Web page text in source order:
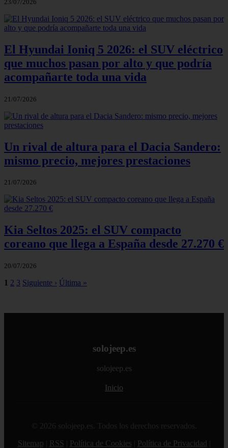
23/07/2026
El Hyundai Ioniq 5 2026: el SUV eléctrico
que muchos pasan por alto y que podría
acompañarte toda una vida
21/07/2026
Un rival de altura para el Dacia Sandero:
mismo precio, mejores prestaciones
21/07/2026
Kia Seltos 2025: el SUV compacto
coreano que llega a España desde 27.270 €
20/07/2026
1 2 3 Siguiente › Última »
solojeep.es
solojeep.es
Inicio
© 2026 solojeep.es. Todos los derechos reservados.
Sitemap
RSS Política de Cookies Política de Privacidad